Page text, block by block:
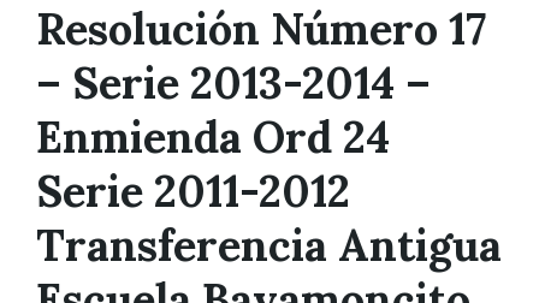
Resolución Número 17
– Serie 2013-2014 –
Enmienda Ord 24
Serie 2011-2012
Transferencia Antigua